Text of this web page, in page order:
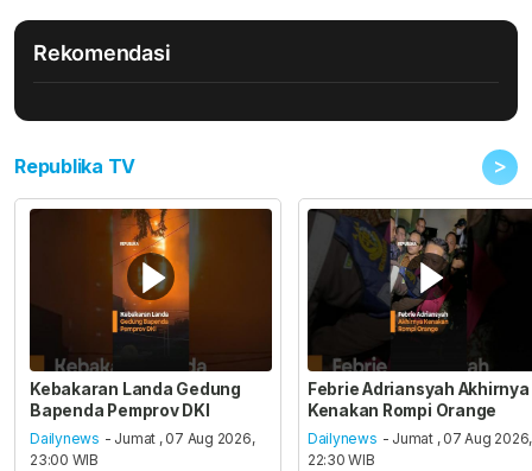
Rekomendasi
Republika TV >
Kebakaran Landa Gedung
Bapenda Pemprov DKI
Dailynews - Jumat , 07 Aug 2026,
23:00 WIB
Febrie Adriansyah Akhirnya
Kenakan Rompi Orange
Dailynews - Jumat , 07 Aug 2026,
22:30 WIB